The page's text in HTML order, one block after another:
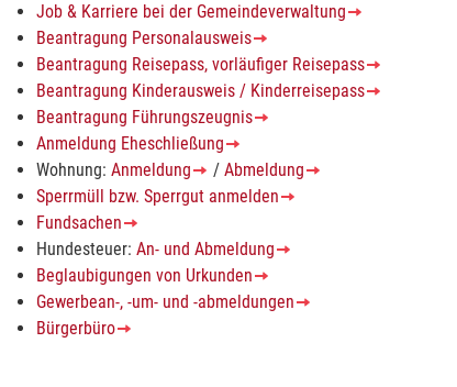
Job & Karriere bei der Gemeindeverwaltung
Beantragung Personalausweis
Beantragung Reisepass, vorläufiger Reisepass
Beantragung Kinderausweis / Kinderreisepass
Beantragung Führungszeugnis
Anmeldung Eheschließung
Wohnung:Anmeldung /Abmeldung
Sperrmüll bzw. Sperrgut anmelden
Fundsachen
Hundesteuer:An- und Abmeldung
Beglaubigungen von Urkunden
Gewerbean-, -um- und -abmeldungen
Bürgerbüro